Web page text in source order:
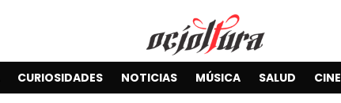
CURIOSIDADES NOTICIAS MÚSICA SALUD CINE